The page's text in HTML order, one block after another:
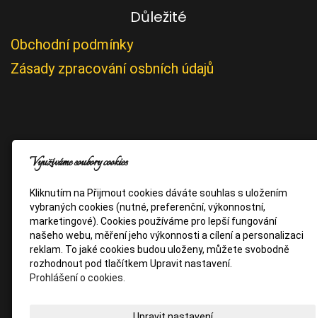
Důležité
Obchodní podmínky
Zásady zpracování osbních údajů
Využíváme soubory cookies
Kliknutím na Přijmout cookies dáváte souhlas s uložením
vybraných cookies (nutné, preferenční, výkonnostní,
marketingové). Cookies používáme pro lepší fungování
našeho webu, měření jeho výkonnosti a cílení a personalizaci
reklam. To jaké cookies budou uloženy, můžete svobodně
rozhodnout pod tlačítkem Upravit nastavení.
Prohlášení o cookies.